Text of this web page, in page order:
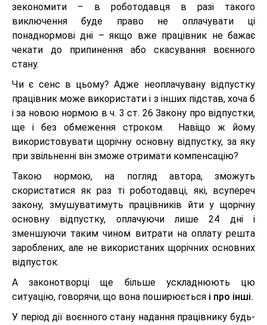
зекономити – в роботодавця в разі такого
виключення буде право не оплачувати ці
понаднормові дні – якщо вже працівник не бажає
чекати до припинення або скасування воєнного
стану.
Чи є сенс в цьому? Адже неоплачувану відпустку
працівник може використати і з інших підстав, хоча б
і за новою нормою в ч. 3 ст. 26 Закону про відпустки,
ще і без обмеження строком. Навіщо ж йому
використовувати щорічну основну відпустку, за яку
при звільненні він зможе отримати компенсацію?
Такою нормою, на погляд автора, зможуть
скористатися як раз ті роботодавці, які, всупереч
закону, змушуватимуть працівників йти у щорічну
основну відпустку, оплачуючи лише 24 дні і
зменшуючи таким чином витрати на оплату решта
зароблених, але не використаних щорічних основних
відпусток.
А законотворці ще більше ускладнюють цю
ситуацію, говорячи, що вона поширюється і про інші.
У період дії воєнного стану надання працівнику будь-